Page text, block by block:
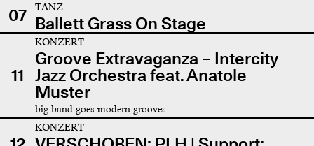
07
TANZ
Ballett Grass On Stage
11
KONZERT
Groove Extravaganza – Intercity
Jazz Orchestra feat. Anatole
Muster
big band goes modern grooves
KONZERT